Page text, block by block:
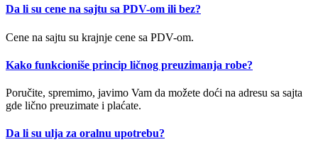
Da li su cene na sajtu sa PDV-om ili bez?
Cene na sajtu su krajnje cene sa PDV-om.
Kako funkcioniše princip ličnog preuzimanja robe?
Poručite, spremimo, javimo Vam da možete doći na adresu sa sajta
gde lično preuzimate i plaćate.
Da li su ulja za oralnu upotrebu?